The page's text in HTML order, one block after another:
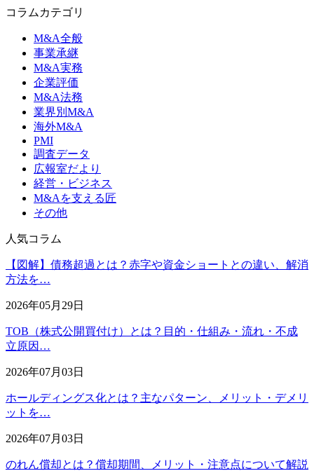
コラムカテゴリ
M&A全般
事業承継
M&A実務
企業評価
M&A法務
業界別M&A
海外M&A
PMI
調査データ
広報室だより
経営・ビジネス
M&Aを支える匠
その他
人気コラム
【図解】債務超過とは？赤字や資金ショートとの違い、解消
方法を…
2026年05月29日
TOB（株式公開買付け）とは？目的・仕組み・流れ・不成
立原因…
2026年07月03日
ホールディングス化とは？主なパターン、メリット・デメリ
ットを…
2026年07月03日
のれん償却とは？償却期間、メリット・注意点について解説